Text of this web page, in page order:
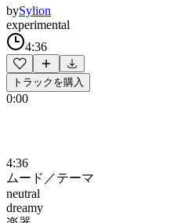
bySylion
experimental
4:36
トラックを購入
0:00
4:36
ムード／テーマ
neutral
dreamy